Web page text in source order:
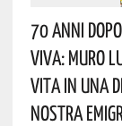
70 Anni
Viva: Muro
Vita In Una
Nostra